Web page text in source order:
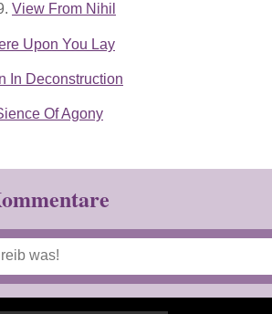
View From Nihil
Upon You Lay
In Deconstruction
Of Agony